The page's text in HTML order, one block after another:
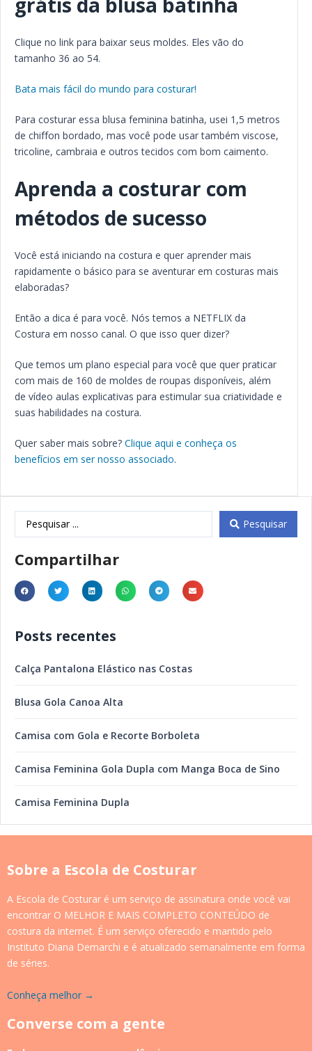
Clique no link para baixar seus moldes. Eles vão do
tamanho 36 ao 54.
Bata mais fácil do mundo para costurar!
Para costurar essa blusa feminina batinha, usei 1,5 metros
de chiffon bordado, mas você pode usar também viscose,
tricoline, cambraia e outros tecidos com bom caimento.
Aprenda a costurar com
métodos de sucesso
Você está iniciando na costura e quer aprender mais
rapidamente o básico para se aventurar em costuras mais
elaboradas?
Então a dica é para você. Nós temos a NETFLIX da
Costura em nosso canal. O que isso quer dizer?
Que temos um plano especial para você que quer praticar
com mais de 160 de moldes de roupas disponíveis, além
de vídeo aulas explicativas para estimular sua criatividade e
suas habilidades na costura.
Quer saber mais sobre? Clique aqui e conheça os
benefícios em ser nosso associado.
Pesquisar
Compartilhar
Posts recentes
Calça Pantalona Elástico nas Costas
Blusa Gola Canoa Alta
Camisa com Gola e Recorte Borboleta
Camisa Feminina Gola Dupla com Manga Boca de Sino
Camisa Feminina Dupla
Sobre a Escola de Costurar
A Escola de Costurar é um serviço de assinatura onde você vai
encontrar O MELHOR E MAIS COMPLETO CONTEÚDO de
costura da internet. É um serviço oferecido e mantido pelo
Instituto Diana Demarchi e é atualizado semanalmente em forma
de séries.
Conheça melhor →
Converse com a gente